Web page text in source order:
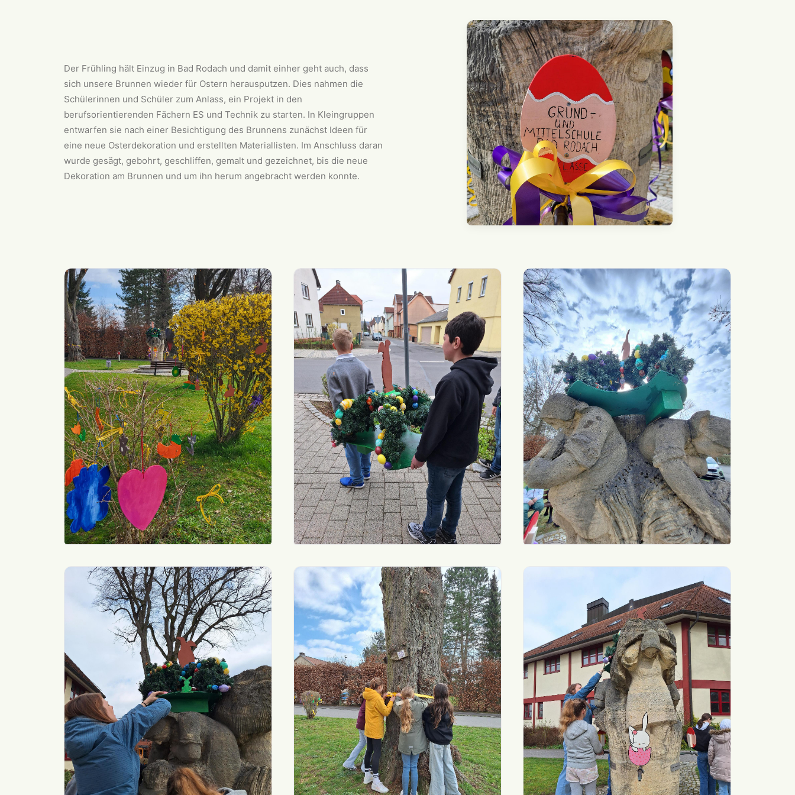
Der Frühling hält Einzug in Bad Rodach und damit einher geht auch, dass
sich unsere Brunnen wieder für Ostern herausputzen. Dies nahmen die
Schülerinnen und Schüler zum Anlass, ein Projekt in den
berufsorientierenden Fächern ES und Technik zu starten. In Kleingruppen
entwarfen sie nach einer Besichtigung des Brunnens zunächst Ideen für
eine neue Osterdekoration und erstellten Materiallisten. Im Anschluss daran
wurde gesägt, gebohrt, geschliffen, gemalt und gezeichnet, bis die neue
Dekoration am Brunnen und um ihn herum angebracht werden konnte.